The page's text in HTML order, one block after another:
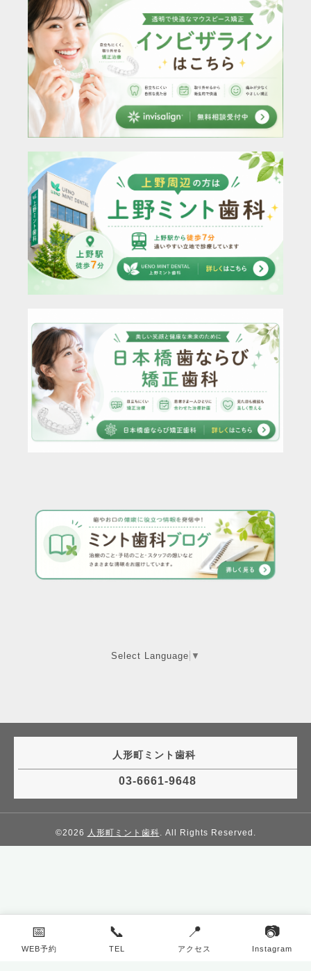
Select Language ▼
人形町ミント歯科
03-6661-9648
©2026 人形町ミント歯科 . All Rights Reserved.
📅
WEB予約
📞
TEL
📍
アクセス
📷
Instagram